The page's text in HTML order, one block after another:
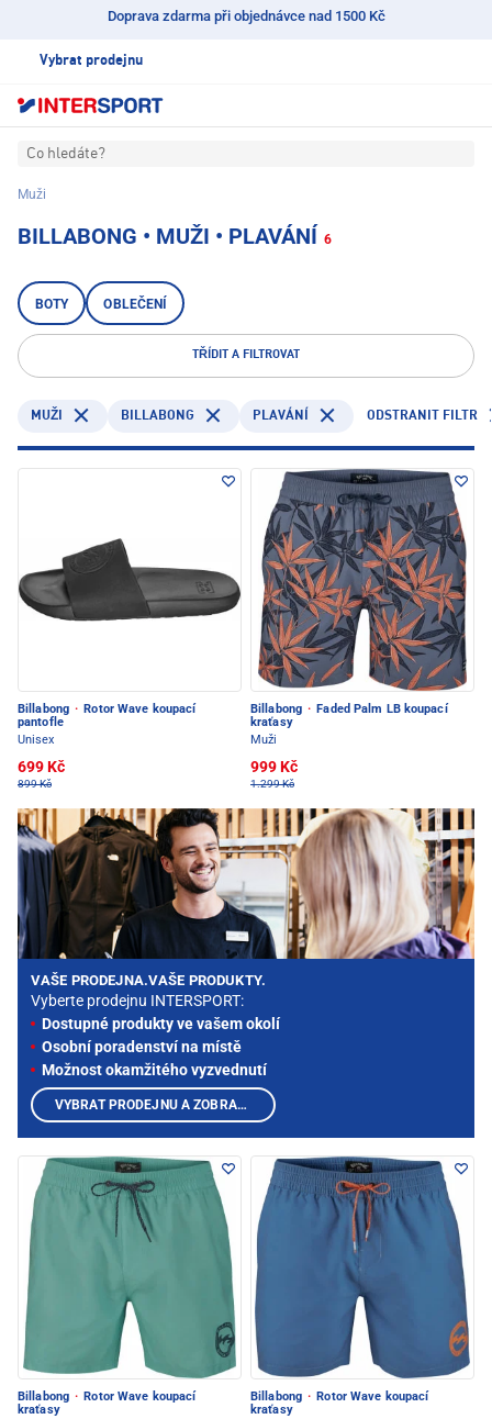
Doprava zdarma při objednávce nad 1500 Kč
Vybrat prodejnu
Co hledáte?
Muži
BILLABONG • MUŽI • PLAVÁNÍ 6
BOTY OBLEČENÍ
TŘÍDIT A FILTROVAT
MUŽI BILLABONG PLAVÁNÍ ODSTRANIT FILTR
Billabong · Rotor Wave koupací
pantofle
Unisex
699 Kč
899 Kč
Billabong · Faded Palm LB koupací
kraťasy
Muži
999 Kč
1.299 Kč
Billabong · Rotor Wave koupací
kraťasy
Billabong · Rotor Wave koupací
kraťasy
VAŠE PRODEJNA.VAŠE PRODUKTY.
Vyberte prodejnu INTERSPORT:
Dostupné produkty ve vašem okolí
Osobní poradenství na místě
Možnost okamžitého vyzvednutí
VYBRAT PRODEJNU A ZOBRAZIT PRODUKTY